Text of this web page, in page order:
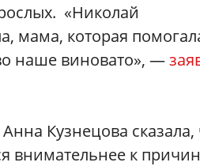
«Николай
мама, которая
наше виновато», —
Кузнецова сказала,
внимательнее к